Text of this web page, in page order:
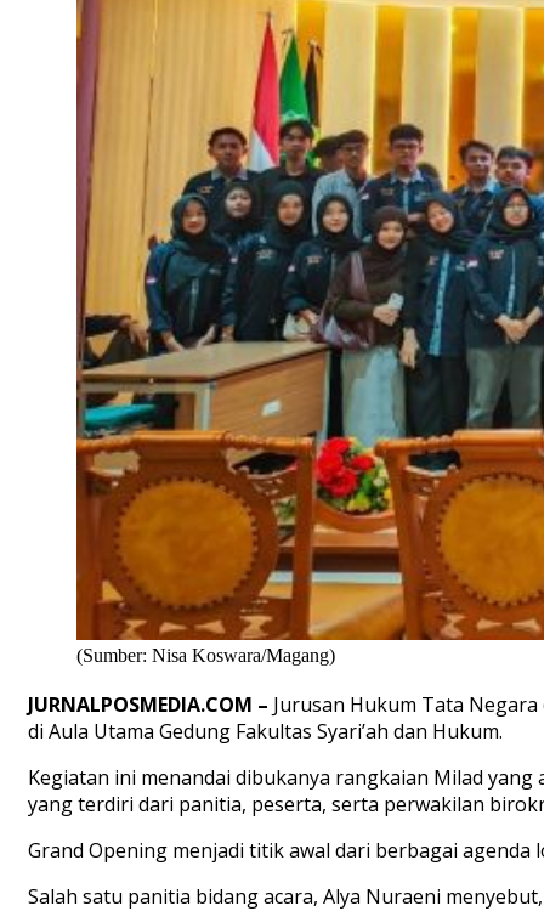
(Sumber: Nisa Koswara/Magang)
JURNALPOSMEDIA.COM – Jurusan Hukum Tata
di Aula Utama Gedung Fakultas Syari’ah dan Hukum.
Kegiatan ini menandai dibukanya rangkaian Milad
yang terdiri dari panitia, peserta, serta perwakilan
Grand Opening menjadi titik awal dari berbagai
Salah satu panitia bidang acara, Alya Nuraeni